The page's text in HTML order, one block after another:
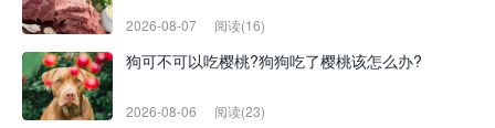
2026-08-07 阅读(16)
狗可不可以吃樱桃?狗狗吃了樱桃该怎么办?
2026-08-06 阅读(23)